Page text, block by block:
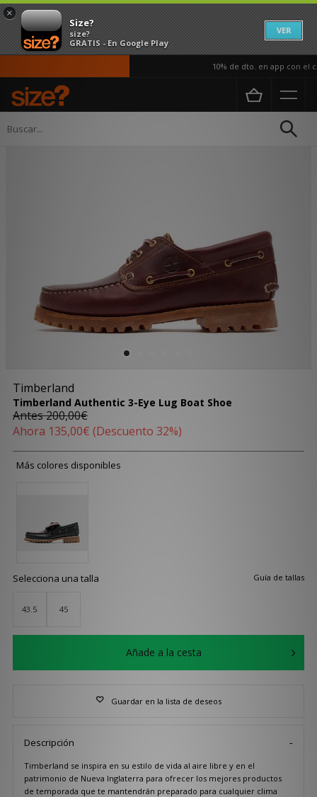
×
Size?
size?
GRATIS - En Google Play
VER
10% de dto. en app con el
Página principal
Timberland
Timberland Authentic 3-Eye Lug Boat Shoe
Antes200,00€
Ahora 135,00€ (Descuento 32%)
Más colores disponibles
Guía de tallas
Selecciona una talla
43.5 45
Añade a la cesta
Guardar en la lista de deseos
Descripción
Timberland se inspira en su estilo de vida al aire libre y en el
patrimonio de Nueva Inglaterra para ofrecer los mejores productos
de temporada que te mantendrán preparado para cualquier clima